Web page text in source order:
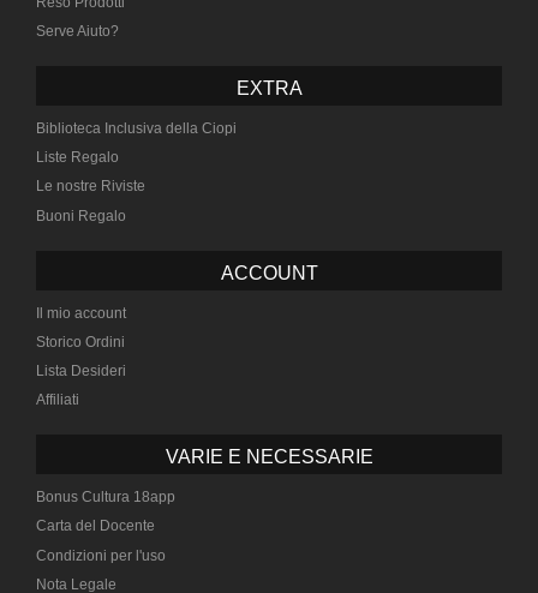
Serve Aiuto?
EXTRA
Biblioteca Inclusiva della Ciopi
Liste Regalo
Le nostre Riviste
Buoni Regalo
ACCOUNT
Il mio account
Storico Ordini
Lista Desideri
Affiliati
VARIE E NECESSARIE
Bonus Cultura 18app
Carta del Docente
Condizioni per l'uso
Nota Legale